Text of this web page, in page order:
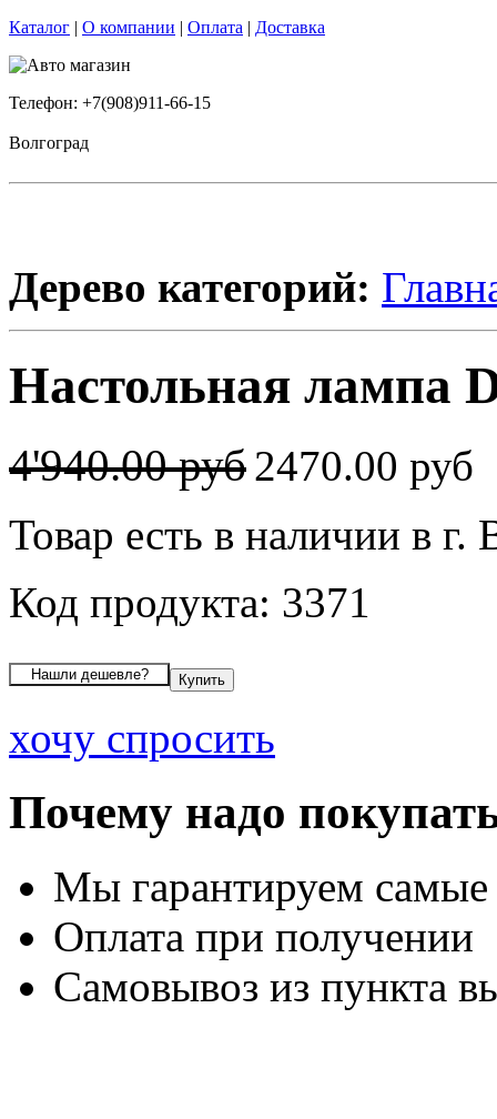
Каталог | О компании | Оплата | Доставка
Телефон: +7(908)911-66-15
Волгоград
Дерево категорий:
Настольная лампа
4'940.00 руб2470.00 руб
Товар есть в наличии в г.
Код продукта: 3371
хочу спросить
Почему надо
Мы гарантируем
Оплата при получении
Самовывоз из пункта